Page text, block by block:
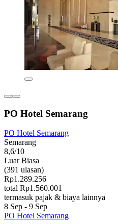
PO Hotel Semarang
PO Hotel Semarang
Semarang
8,6/10
Luar Biasa
(391 ulasan)
Rp1.289.256
total Rp1.560.001
termasuk pajak & biaya lainnya
8 Sep - 9 Sep
PO Hotel Semarang